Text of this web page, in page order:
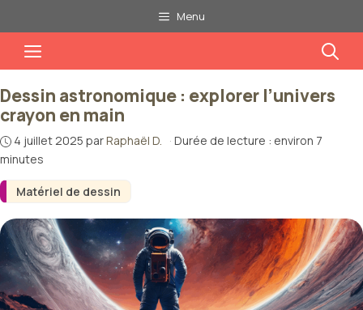
au
contenu
Menu
Menu
Matériel de dessin
Dessin astronomique : explorer l’univers
crayon en main
4 juillet 2025 parRaphaël D. · Durée de lecture : environ 7
minutes